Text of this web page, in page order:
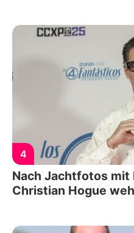
4
Nach Jachtfotos mit
Christian Hogue